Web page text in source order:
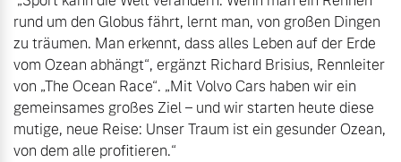
rund um den Globus fährt, lernt man, von großen Dingen
zu träumen. Man erkennt, dass alles Leben auf der Erde
vom Ozean abhängt“, ergänzt Richard Brisius, Rennleiter
von „The Ocean Race“. „Mit Volvo Cars haben wir ein
gemeinsames großes Ziel – und wir starten heute diese
mutige, neue Reise: Unser Traum ist ein gesunder Ozean,
von dem alle profitieren.“